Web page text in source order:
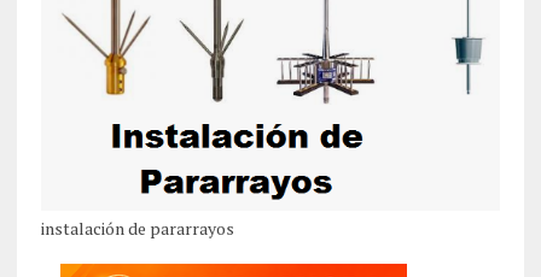
instalación de pararrayos